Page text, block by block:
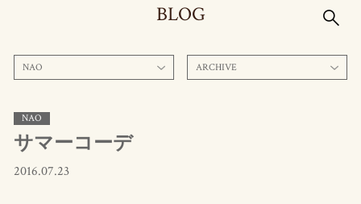
BLOG
NAO ARCHIVE
NAO
サマーコーデ
2016.07.23